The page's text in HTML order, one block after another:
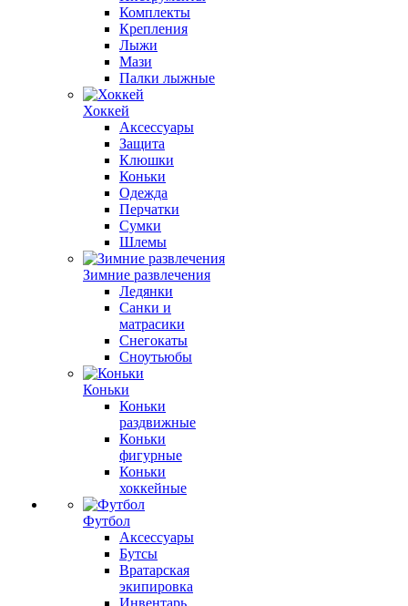
Комплекты
Крепления
Лыжи
Мази
Палки лыжные
Хоккей
Аксессуары
Защита
Клюшки
Коньки
Одежда
Перчатки
Сумки
Шлемы
Зимние развлечения
Ледянки
Санки и
матрасики
Снегокаты
Сноутьюбы
Коньки
Коньки
раздвижные
Коньки
фигурные
Коньки
хоккейные
Футбол
Аксессуары
Бутсы
Вратарская
экипировка
Инвентарь